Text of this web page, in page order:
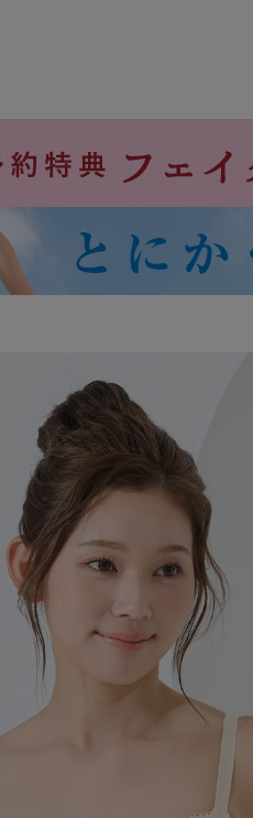
特盛ブラ チューブトップ 折り畳み
アームカバー